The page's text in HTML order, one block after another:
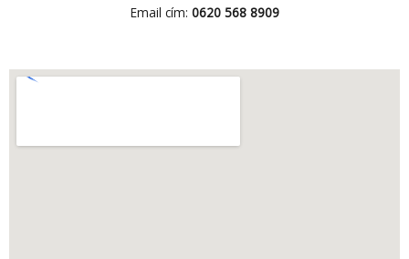
Email cím: 0620 568 8909